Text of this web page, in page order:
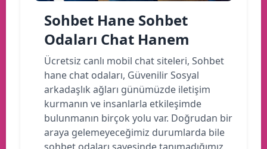
Sohbet Hane Sohbet
Odaları Chat Hanem
Ücretsiz canlı mobil chat siteleri, Sohbet
hane chat odaları, Güvenilir Sosyal
arkadaşlık ağları günümüzde iletişim
kurmanın ve insanlarla etkileşimde
bulunmanın birçok yolu var. Doğrudan bir
araya gelemeyeceğimiz durumlarda bile
sohbet odaları sayesinde tanımadığımız